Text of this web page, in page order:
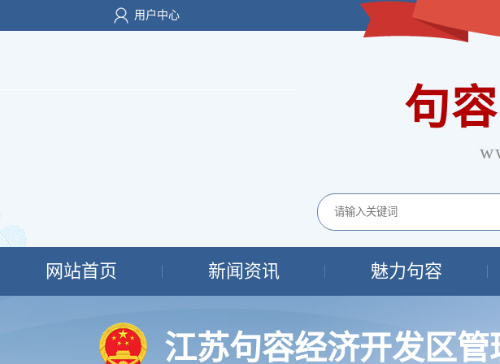
用户中心
句
网站首页 新闻资讯 魅力句容
江苏句容经济开发区管